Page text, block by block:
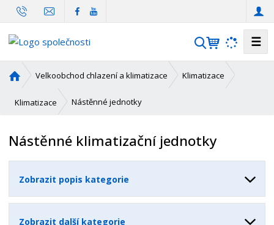
V
h
t
☰
v
o
í
r
a
a
Velkoobchod chlazení a klimatizace Klimatizace
Klimatizace Nástěnné jednotky
Nástěnné klimatizační jednotky
Zobrazit popis kategorie
Zobrazit další kategorie